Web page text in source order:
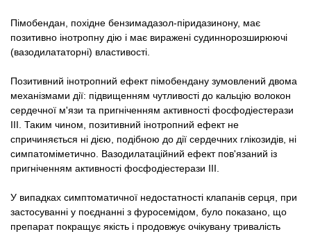
Пімобендан, похідне бензимадазол-піридазинону, має
позитивно інотропну дію і має виражені судиннорозширюючі
(вазодилататорні) властивості.
Позитивний інотропний ефект пімобендану зумовлений двома
механізмами дії: підвищенням чутливості до кальцію волокон
сердечної м'язи та пригніченням активності фосфодіестерази
III. Таким чином, позитивний інотропний ефект не
спричиняється ні дією, подібною до дії сердечних глікозидів, ні
симпатоміметично. Вазодилатаційний ефект пов'язаний із
пригніченням активності фосфодіестерази ІІІ.
У випадках симптоматичної недостатності клапанів серця, при
застосуванні у поєднанні з фуросемідом, було показано, що
препарат покращує якість і продовжує очікувану тривалість